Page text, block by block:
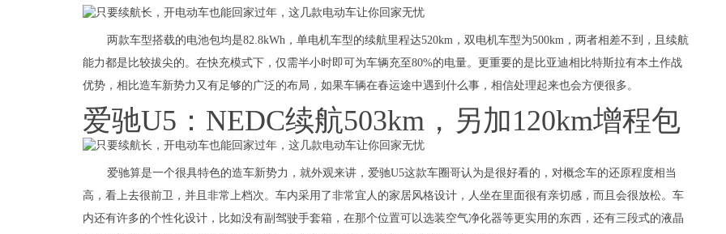
两款车型搭载的电池包均是82.8kWh，单电机车型的续航里程达520km，双电机车型为500km，两者相差不到，且续航
能力都是比较拔尖的。在快充模式下，仅需半小时即可为车辆充至80%的电量。更重要的是比亚迪相比特斯拉有本土作战
优势，相比造车新势力又有足够的广泛的布局，如果车辆在春运途中遇到什么事，相信处理起来也会方便很多。
爱驰U5：NEDC续航503km，另加120km增程包
爱驰算是一个很具特色的造车新势力，就外观来讲，爱驰U5这款车圈哥认为是很好看的，对概念车的还原程度相当
高，看上去很前卫，并且非常上档次。车内采用了非常宜人的家居风格设计，人坐在里面很有亲切感，而且会很放松。车
内还有许多的个性化设计，比如没有副驾驶手套箱，在那个位置可以选装空气净化器等更实用的东西，还有三段式的液晶